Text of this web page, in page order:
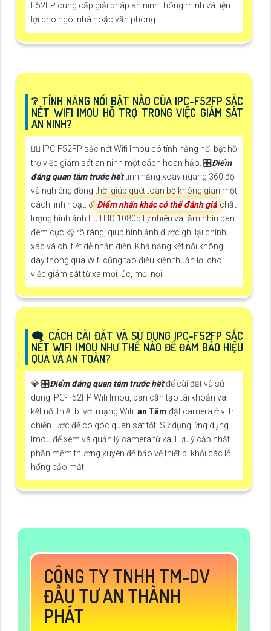
F52FP cung cấp giải pháp an ninh thông minh và tiện
lợi cho ngôi nhà hoặc văn phòng.
❔ TÍNH NĂNG NỔI BẬT NÀO CỦA IPC-F52FP SẮC
NÉT WIFI IMOU HỖ TRỢ TRONG VIỆC GIÁM SÁT
AN NINH?
🙆‍♀️ IPC-F52FP sắc nét Wifi Imou có tính năng nổi bật hỗ
trợ việc giám sát an ninh một cách hoàn hảo. 🎛Điểm
đáng quan tâm trước hếttính năng xoay ngang 360 độ
và nghiêng đồng thời giúp quét toàn bộ không gian một
cách linh hoạt. ☄️ Điểm nhấn khác có thể đánh giá chất
lượng hình ảnh Full HD 1080p tự nhiên và tầm nhìn ban
đêm cực kỳ rõ ràng, giúp hình ảnh được ghi lại chính
xác và chi tiết dễ nhận diện. Khả năng kết nối không
dây thông qua Wifi cũng tạo điều kiện thuận lợi cho
việc giám sát từ xa mọi lúc, mọi nơi.
🗨️ CÁCH CÀI ĐẶT VÀ SỬ DỤNG IPC-F52FP SẮC
NÉT WIFI IMOU NHƯ THẾ NÀO ĐỂ ĐẢM BẢO HIỆU
QUẢ VÀ AN TOÀN?
💎 🎛Điểm đáng quan tâm trước hếtđể cài đặt và sử
dụng IPC-F52FP Wifi Imou, bạn cần tạo tài khoản và
kết nối thiết bị với mạng Wifi. an Tâm đặt camera ở vị trí
chiến lược để có góc quan sát tốt. Sử dụng ứng dụng
Imou để xem và quản lý camera từ xa. Lưu ý cập nhật
phần mềm thường xuyên để bảo vệ thiết bị khỏi các lỗ
hổng bảo mật.
CÔNG TY TNHH TM-DV
ĐẦU TƯ AN THÀNH
PHÁT